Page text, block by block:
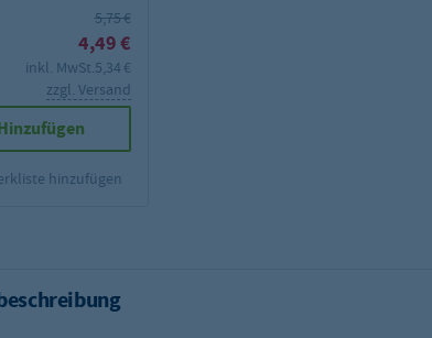
5,75 €
4,49 €
inkl. MwSt.5,34 €
zzgl. Versand
hinzufügen